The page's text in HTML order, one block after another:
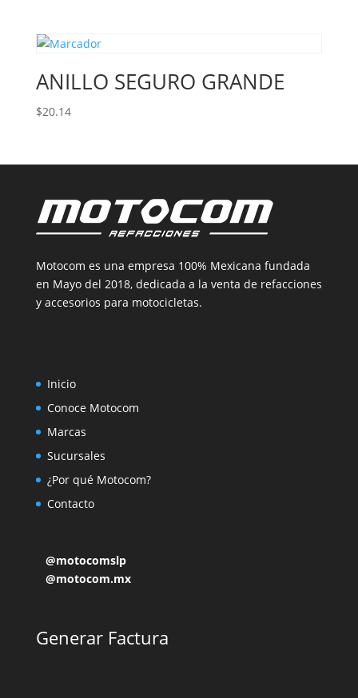
ANILLO SEGURO GRANDE
$20.14
Motocom es una empresa 100% Mexicana fundada
en Mayo del 2018, dedicada a la venta de refacciones
y accesorios para motocicletas.
Inicio
Conoce Motocom
Marcas
Sucursales
¿Por qué Motocom?
Contacto
@motocomslp
@motocom.mx
Generar Factura